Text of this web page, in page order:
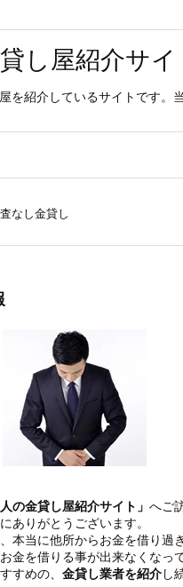
し屋紹介サイ
を紹介しているサイトです。
なし金貸し
人の金貸し屋紹介サイト」 へご
ありがとうございます。
本当に他所からお金を借り過
金を借りる事が出来なくなっ
すめの、 金貸し業者を紹介し